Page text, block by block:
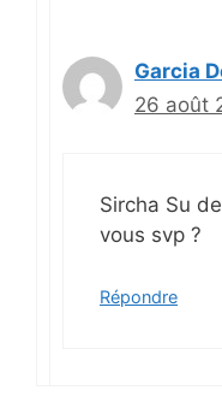
Garcia
26 août
Sircha Su
vous svp ?
Répondre